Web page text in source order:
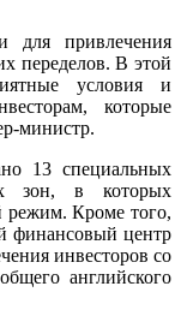
для привлечения
переделов. В этой
условия и
которые
министр.
13 специальных
зон, в которых
режим. Кроме того,
финансовый центр
инвесторов со
английского